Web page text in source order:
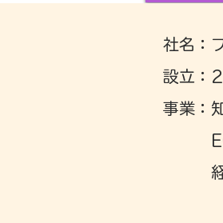
社名：
設立：
事業：
ECシ
経営